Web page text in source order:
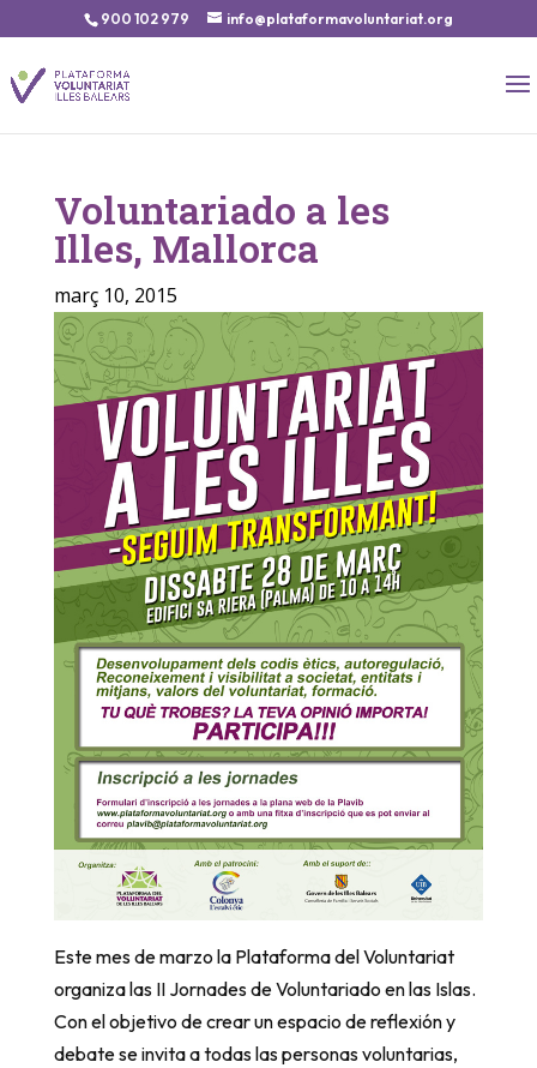
900 102 979 info@plataformavoluntariat.org
Voluntariado a les
Illes, Mallorca
març 10, 2015
Este mes de marzo la Plataforma del Voluntariat
organiza las II Jornades de Voluntariado en las Islas.
Con el objetivo de crear un espacio de reflexión y
debate se invita a todas las personas voluntarias,